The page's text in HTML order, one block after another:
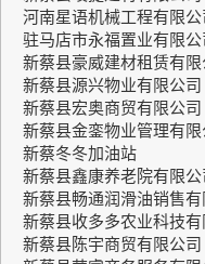
河南星语机械工程有限公
驻马店市永福置业有限公
新蔡县豪威建材租赁有
新蔡县源兴物业有限公司
新蔡县宏奥商贸有限公司
新蔡县金銮物业管理有
新蔡冬冬加油站
新蔡县鑫康养老院有限公
新蔡县畅通润滑油销售
新蔡县收多多农业科技
新蔡县陈宇商贸有限公司